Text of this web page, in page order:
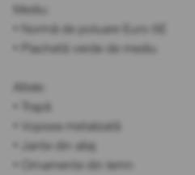
Mediu:
• Normă de poluare Euro 6E
• Plachetă verde de mediu
Altele:
• Trapă
• Vopsea metalizată
• Jante din aliaj
• Ornamente din lemn